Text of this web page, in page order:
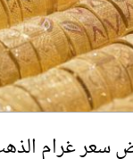
مصادر
اخبار
أهم اخبار